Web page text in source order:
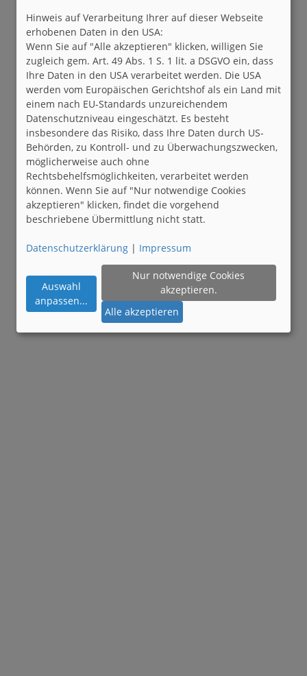
Hinweis auf Verarbeitung Ihrer auf dieser Webseite
erhobenen Daten in den USA:
Wenn Sie auf "Alle akzeptieren" klicken, willigen Sie
zugleich gem. Art. 49 Abs. 1 S. 1 lit. a DSGVO ein, dass
Ihre Daten in den USA verarbeitet werden. Die USA
werden vom Europäischen Gerichtshof als ein Land mit
einem nach EU-Standards unzureichendem
Datenschutzniveau eingeschätzt. Es besteht
insbesondere das Risiko, dass Ihre Daten durch US-
Behörden, zu Kontroll- und zu Überwachungszwecken,
möglicherweise auch ohne
Rechtsbehelfsmöglichkeiten, verarbeitet werden
können. Wenn Sie auf "Nur notwendige Cookies
akzeptieren" klicken, findet die vorgehend
beschriebene Übermittlung nicht statt.
Datenschutzerklärung | Impressum
Auswahl
anpassen...
Nur notwendige Cookies
akzeptieren.
Alle akzeptieren